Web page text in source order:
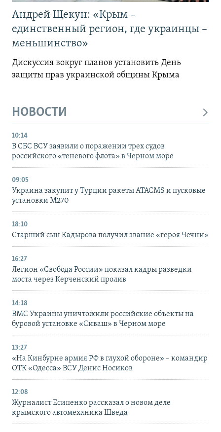
Андрей Щекун: «Крым –
единственный регион, где украинцы –
меньшинство»
Дискуссия вокруг планов установить День
защиты прав украинской общины Крыма
НОВОСТИ
10:14
В СБС ВСУ заявили о поражении трех судов
российского «теневого флота» в Черном море
09:05
Украина закупит у Турции ракеты ATACMS и пусковые
установки M270
18:10
Старший сын Кадырова получил звание «героя Чечни»
16:27
Легион «Свобода России» показал кадры разведки
моста через Керченский пролив
14:18
ВМС Украины уничтожили российские объекты на
буровой установке «Сиваш» в Черном море
13:27
«На Кинбурне армия РФ в глухой обороне» – командир
ОТК «Одесса» ВСУ Денис Носиков
12:08
Журналист Есипенко рассказал о новом деле
крымского автомеханика Шведа